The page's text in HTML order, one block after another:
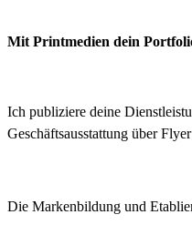
Mit Printmedien dein
Ich publiziere deine
Geschäftsausstattung über
Die Markenbildung und